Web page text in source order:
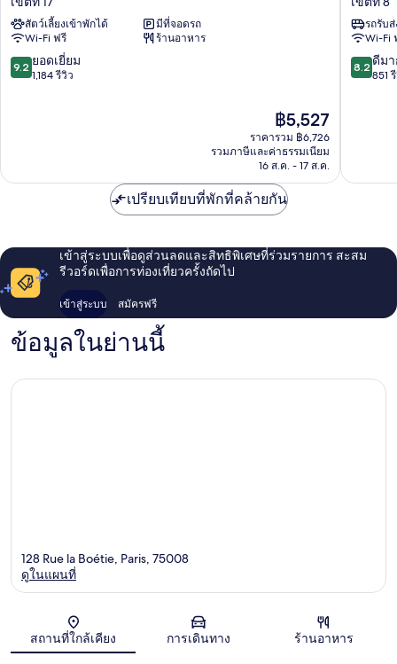
ทรี
เจน
ซี
ปารีส
เอ
สัตว์เลี้ยงเข้าพักได้
มีที่จอดรถ
Wi-Fi ฟรี
ร้านอาหาร
9.2
จาก
9.2 ยอดเยี่ยม
1,184 รีวิว
ราคา
ปัจจุบัน
คือ
฿5,527
฿5,527
ราคารวม ฿6,726
รวมภาษีและค่าธรรมเนียม
16 ส.ค. - 17 ส.ค.
คอลเล
คชั่น
ปารีส
ปง
ติ
เขต
รถรับ
Wi-Fi
8.2
จาก
8.2 ดีม
851
เปรียบเทียบที่พักที่คล้ายกัน
เข้าสู่ระบบเพื่อดูส่วนลดและสิทธิพิเศษที่ร่วมรายการ สะสม
รีวอร์ดเพื่อการท่องเที่ยวครั้งถัดไป
เข้าสู่ระบบ สมัครฟรี
ข้อมูลในย่านนี้
แผนที่
128 Rue la Boétie, Paris, 75008
ดูในแผนที่
สถานที่ใกล้เคียง การเดินทาง ร้านอาหาร